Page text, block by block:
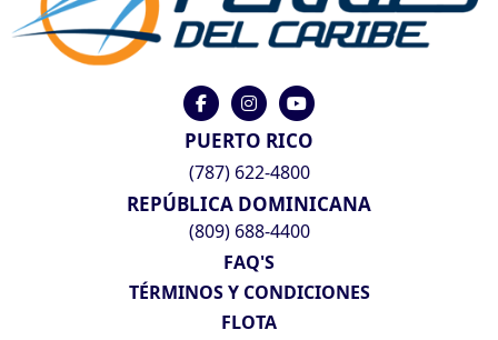
PUERTO RICO
(787) 622-4800
REPÚBLICA DOMINICANA
(809) 688-4400
FAQ'S
TÉRMINOS Y CONDICIONES
FLOTA